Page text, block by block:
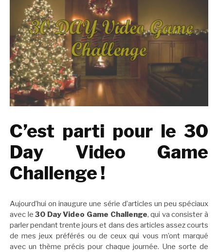
C’est parti pour le 30
Day Video Game
Challenge !
Aujourd’hui on inaugure une série d’articles un peu spéciaux
avec le30 Day Video Game Challenge, qui va consister à
parler pendant trente jours et dans des articles assez courts
de mes jeux préférés ou de ceux qui vous m’ont marqué
avec un thème précis pour chaque journée. Une sorte de